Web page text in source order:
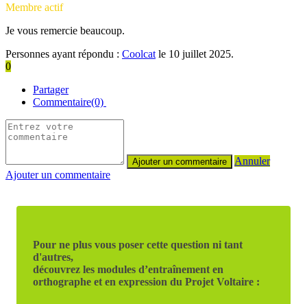
Membre actif
Je vous remercie beaucoup.
Personnes ayant répondu : Coolcat le 10 juillet 2025.
0
Partager
Commentaire(0)
Annuler
Ajouter un commentaire
Pour ne plus vous poser cette question ni tant
d'autres,
découvrez les modules d’entraînement en
orthographe et en expression du Projet Voltaire :